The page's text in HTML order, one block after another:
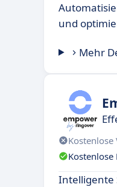
und
Mehr
Kostenlose
Intelligente